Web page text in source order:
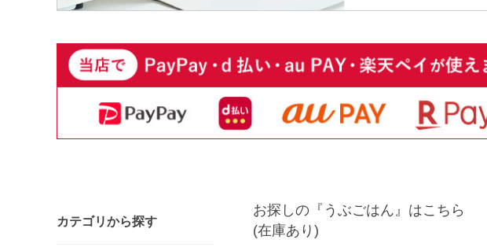
カテゴリから探す
お探しの『うぶごはん』はこちら
(在庫あり)